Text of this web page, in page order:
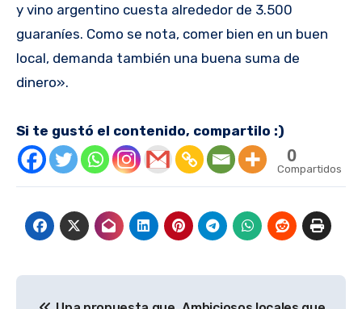
y vino argentino cuesta alrededor de 3.500
guaraníes. Como se nota, comer bien en un buen
local, demanda también una buena suma de
dinero».
Si te gustó el contenido, compartilo :)
0
Compartidos